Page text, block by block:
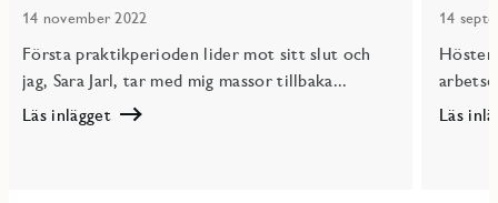
14 november 2022
Första praktikperioden lider mot sitt slut och
jag, Sara Jarl, tar med mig massor tillbaka...
Läs inlägget
14
Hösten
Läs